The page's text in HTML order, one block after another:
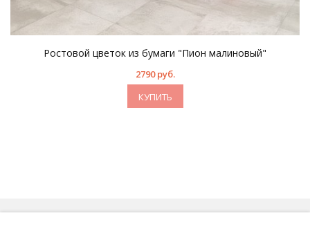
Ростовой цветок из бумаги "Пион малиновый"
2790 руб.
КУПИТЬ